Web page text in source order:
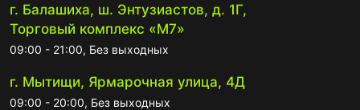
г. Балашиха, ш. Энтузиастов, д. 1Г,
Торговый комплекс «М7»
09:00 - 21:00, Без выходных
г. Мытищи, Ярмарочная улица, 4Д
09:00 - 20:00, Без выходных